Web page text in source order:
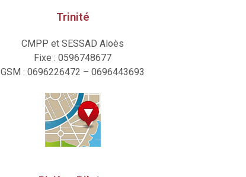
Trinité
CMPP et SESSAD Aloès
Fixe : 0596748677
GSM : 0696226472 – 0696443693